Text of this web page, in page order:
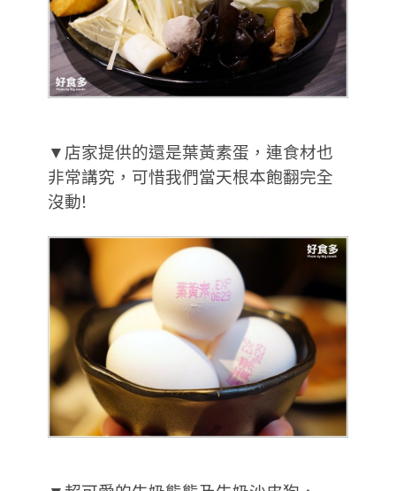
▼店家提供的還是葉黃素蛋，連食材也
非常講究，可惜我們當天根本飽翻完全
沒動!